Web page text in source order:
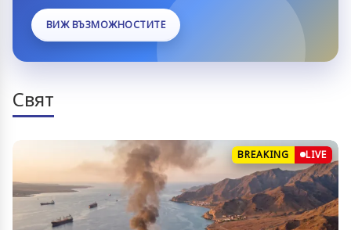
ВИЖ ВЪЗМОЖНОСТИТЕ
Свят
BREAKING LIVE